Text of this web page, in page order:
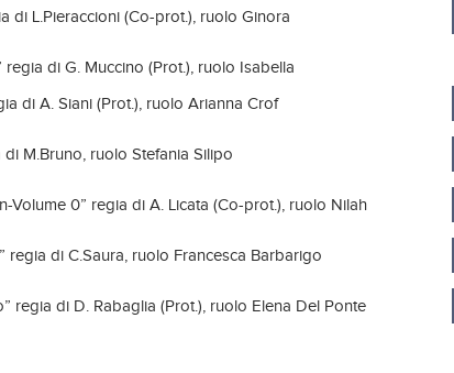
di L.Pieraccioni (Co-prot.), ruolo Ginora
regia di G. Muccino (Prot.), ruolo Isabella
di A. Siani (Prot.), ruolo Arianna Crof
di M.Bruno, ruolo Stefania Silipo
Volume 0” regia di A. Licata (Co-prot.), ruolo Nilah
regia di C.Saura, ruolo Francesca Barbarigo
regia di D. Rabaglia (Prot.), ruolo Elena Del Ponte